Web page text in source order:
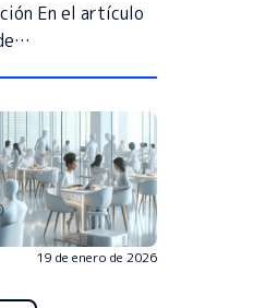
En el artículo
19 de enero de 2026